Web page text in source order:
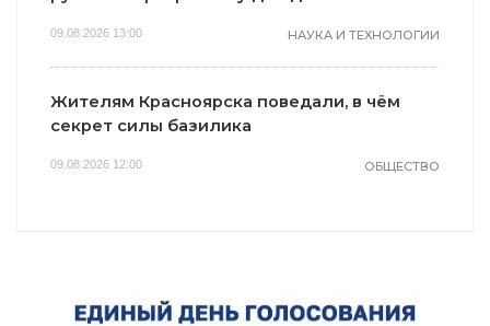
09.08.2026 13:00 НАУКА И ТЕХНОЛОГИИ
Жителям Красноярска поведали, в чём
секрет силы базилика
09.08.2026 12:00 ОБЩЕСТВО